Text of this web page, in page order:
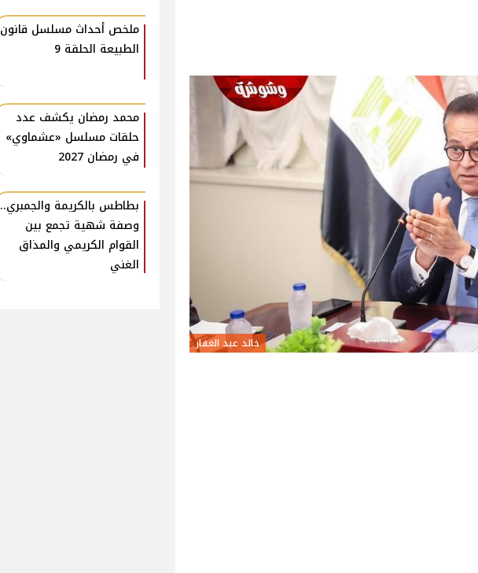
خالد عبد الغفار
ملخص أحداث مسلسل قانون
الطبيعة الحلقة 9
محمد رمضان يكشف عدد
حلقات مسلسل «عشماوي»
في رمضان 2027
بطاطس بالكريمة والجمبري..
وصفة شهية تجمع بين
القوام الكريمي والمذاق
الغني